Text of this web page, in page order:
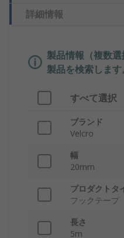
詳細情報
製品情報（複数
製品を検索します
すべて選択
ブランド
Velcro
幅
20mm
プロダクトタ
フックテープ
長さ
5m